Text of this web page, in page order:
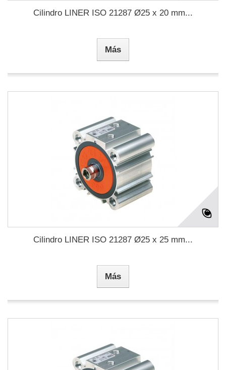
Cilindro LINER ISO 21287 Ø25 x 20 mm...
Más
Cilindro LINER ISO 21287 Ø25 x 25 mm...
Más